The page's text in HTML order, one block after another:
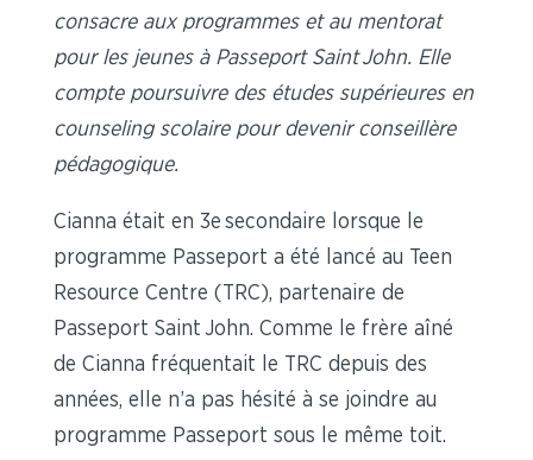
consacre aux programmes et au mentorat
pour les jeunes à Passeport Saint John. Elle
compte poursuivre des études supérieures en
counseling scolaire pour devenir conseillère
pédagogique.
Cianna était en 3e secondaire lorsque le
programme Passeport a été lancé au Teen
Resource Centre (TRC), partenaire de
Passeport Saint John. Comme le frère aîné
de Cianna fréquentait le TRC depuis des
années, elle n’a pas hésité à se joindre au
programme Passeport sous le même toit.